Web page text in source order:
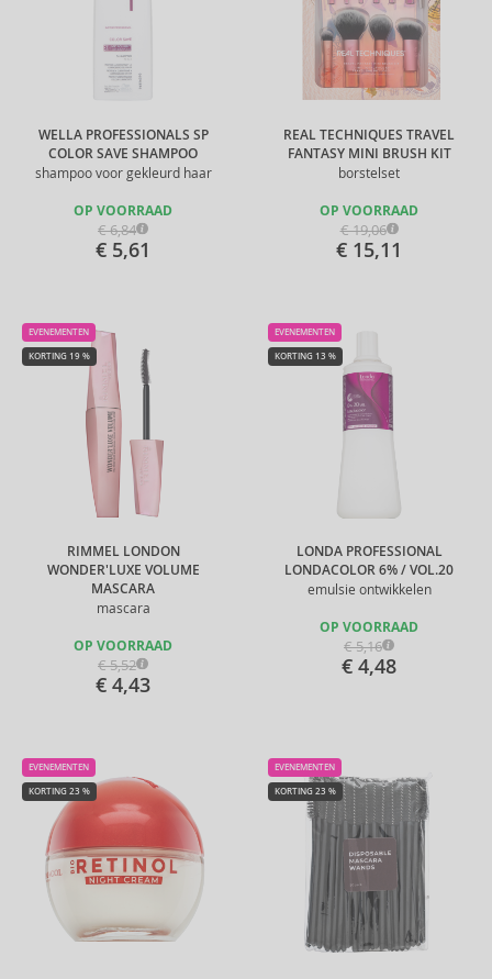
WELLA PROFESSIONALS SP
COLOR SAVE SHAMPOO
shampoo voor gekleurd haar
OP VOORRAAD
€ 6,84
€ 5,61
REAL TECHNIQUES TRAVEL
FANTASY MINI BRUSH KIT
borstelset
OP VOORRAAD
€ 19,06
€ 15,11
RIMMEL LONDON
WONDER'LUXE VOLUME
MASCARA
mascara
EVENEMENTEN
KORTING 19 %
OP VOORRAAD
€ 5,52
€ 4,43
LONDA PROFESSIONAL
LONDACOLOR 6% / VOL.20
emulsie ontwikkelen
EVENEMENTEN
KORTING 13 %
OP VOORRAAD
€ 5,16
€ 4,48
EVENEMENTEN
KORTING 23 %
EVENEMENTEN
KORTING 23 %